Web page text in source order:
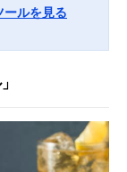
ールを見る